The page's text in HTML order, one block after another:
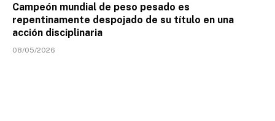
Campeón mundial de peso pesado es
repentinamente despojado de su título en una
acción disciplinaria
08/05/2026